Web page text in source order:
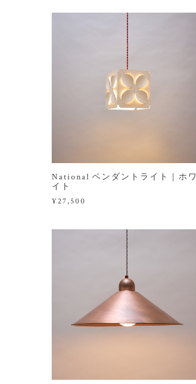
National ペンダントライト｜ホワ
イト
¥27,500